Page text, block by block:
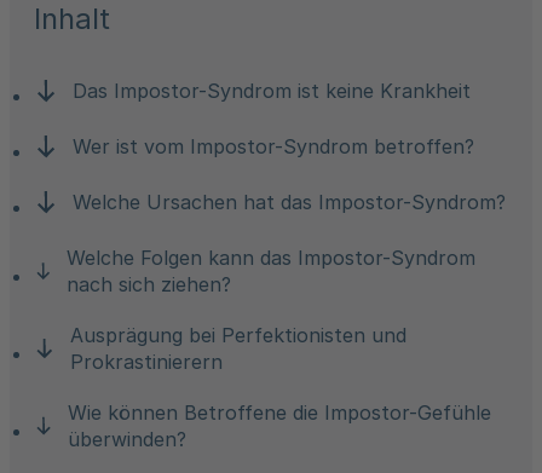
Inhalt
Das Impostor-Syndrom ist keine Krankheit
Wer ist vom Impostor-Syndrom betroffen?
Welche Ursachen hat das Impostor-Syndrom?
Welche Folgen kann das Impostor-Syndrom
nach sich ziehen?
Ausprägung bei Perfektionisten und
Prokrastinierern
Wie können Betroffene die Impostor-Gefühle
überwinden?